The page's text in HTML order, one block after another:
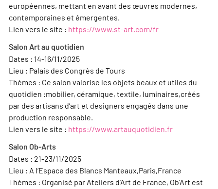
européennes, mettant en avant des œuvres modernes,
contemporaines et émergentes.
Lien vers le site : https://www.st-art.com/fr
Salon Art au quotidien
Dates : 14-16/11/2025
Lieu : Palais des Congrès de Tours
Thèmes : Ce salon valorise les objets beaux et utiles du
quotidien :mobilier, céramique, textile, luminaires,créés
par des artisans d’art et designers engagés dans une
production responsable.
Lien vers le site : https://www.artauquotidien.fr
Salon Ob-Arts
Dates : 21-23/11/2025
Lieu : A l’Espace des Blancs Manteaux,Paris,France
Thèmes : Organisé par Ateliers d’Art de France, Ob’Art est